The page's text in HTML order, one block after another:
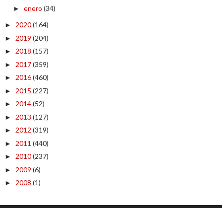
► enero (34)
► 2020(164)
► 2019 (204)
► 2018 (157)
► 2017(359)
► 2016(460)
► 2015 (227)
► 2014(52)
► 2013 (127)
► 2012 (319)
► 2011 (440)
► 2010(237)
► 2009 (6)
► 2008 (1)